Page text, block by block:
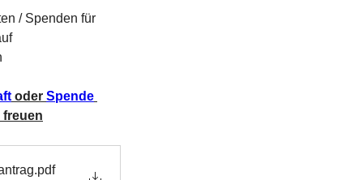
/ Spenden für
oder Spende
.pdf